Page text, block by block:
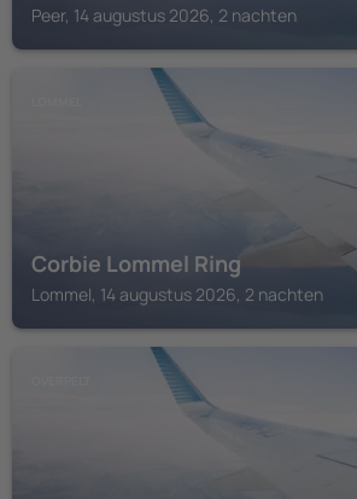
Peer, 14 augustus 2026, 2 nachten
Corbie Lommel Ring
Lommel, 14 augustus 2026, 2 nachten